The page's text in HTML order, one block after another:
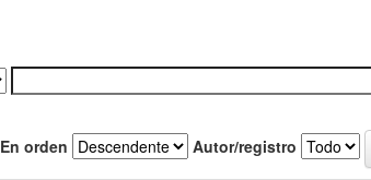
En orden Autor/registro